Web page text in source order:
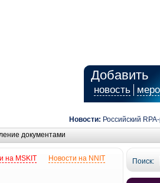
Добавить
новость
Новости: Российский RPA-
документами
Поиск:
Новости на NNIT
на MSKIT